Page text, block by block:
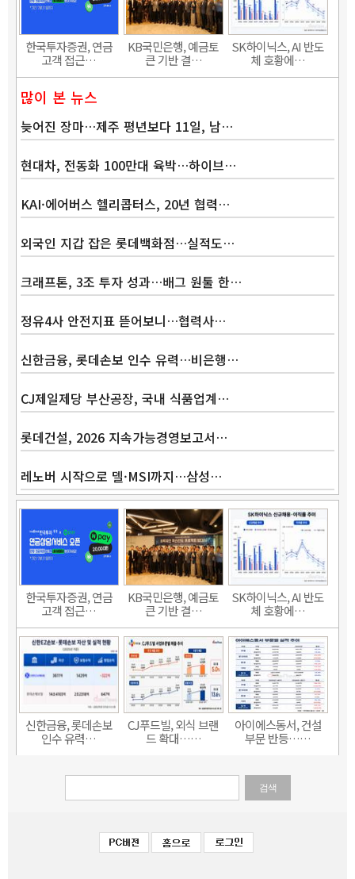
한국투자증권, 연금
고객 접근…
KB국민은행, 예금토
큰 기반 결…
SK하이닉스, AI 반도
체 호황에…
많이 본 뉴스
늦어진 장마…제주 평년보다 11일, 남…
현대차, 전동화 100만대 육박…하이브…
KAI·에어버스 헬리콥터스, 20년 협력…
외국인 지갑 잡은 롯데백화점…실적도…
크래프톤, 3조 투자 성과…배그 원툴 한…
정유4사 안전지표 뜯어보니…협력사…
신한금융, 롯데손보 인수 유력…비은행…
CJ제일제당 부산공장, 국내 식품업계…
롯데건설, 2026 지속가능경영보고서…
레노버 시작으로 델·MSI까지…삼성…
한국투자증권, 연금
고객 접근…
KB국민은행, 예금토
큰 기반 결…
SK하이닉스, AI 반도
체 호황에…
신한금융, 롯데손보
인수 유력…
CJ푸드빌, 외식 브랜
드 확대……
아이에스동서, 건설
부문 반등……
검색